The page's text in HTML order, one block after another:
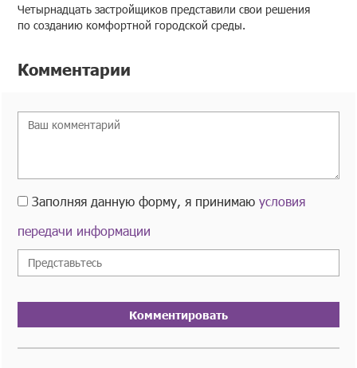
Четырнадцать застройщиков представили свои решения
по созданию комфортной городской среды.
Комментарии
Заполняя данную форму, я принимаюусловия
передачи информации
Комментировать